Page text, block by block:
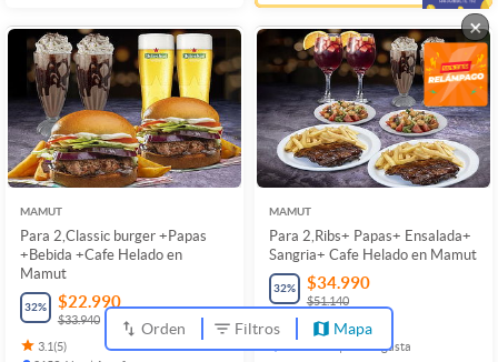
MAMUT
Para 2,Classic burger +Papas
+Bebida +Cafe Helado en
Mamut
32% $22.990
$33.940
3.1(5)
MAMUT
Para 2,Ribs+ Papas+ Ensalada+
Sangria+ Cafe Helado en Mamut
32% $34.990
$51.140
)
8153.6 km | Antofagasta
Orden Filtros Mapa
×